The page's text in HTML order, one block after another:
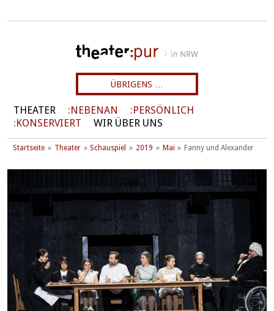
ÜBRIGENS …
THEATER NEBENAN
PERSÖNLICH
KONSERVIERT
WIR ÜBER UNS
Startseite Theater Schauspiel 2019 Mai Fanny und Alexander